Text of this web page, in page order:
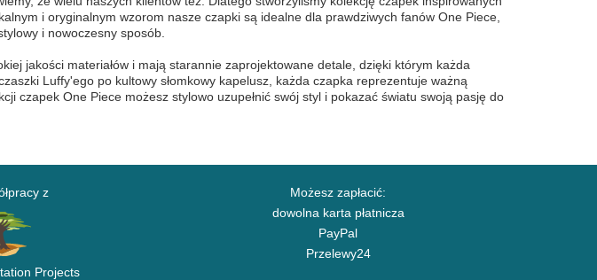
i oryginalnym wzorom nasze czapki są idealne dla prawdziwych fanów One Piece,
i nowoczesny sposób.
jakości materiałów i mają starannie zaprojektowane detale, dzięki którym każda
Luffy'ego po kultowy słomkowy kapelusz, każda czapka reprezentuje ważną
czapek One Piece możesz stylowo uzupełnić swój styl i pokazać światu swoją pasję do
z
Projects
Możesz zapłacić:
dowolna karta płatnicza
PayPal
Przelewy24